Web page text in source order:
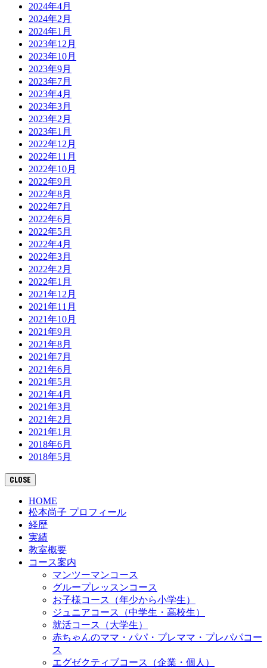
2024年4月
2024年2月
2024年1月
2023年12月
2023年10月
2023年9月
2023年7月
2023年4月
2023年3月
2023年2月
2023年1月
2022年12月
2022年11月
2022年10月
2022年9月
2022年8月
2022年7月
2022年6月
2022年5月
2022年4月
2022年3月
2022年2月
2022年1月
2021年12月
2021年11月
2021年10月
2021年9月
2021年8月
2021年7月
2021年6月
2021年5月
2021年4月
2021年3月
2021年2月
2021年1月
2018年6月
2018年5月
CLOSE
HOME
松本尚子 プロフィール
経歴
実績
教室概要
コース案内
マンツーマンコース
グループレッスンコース
お子様コース（年少から小学生）
ジュニアコース（中学生・高校生）
就活コース（大学生）
赤ちゃんのママ・パパ・プレママ・プレパパコー
ス
エグゼクティブコース（企業・個人）